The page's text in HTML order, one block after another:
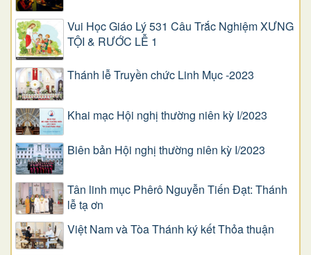
Vui Học Giáo Lý 531 Câu Trắc Nghiệm XƯNG
TỘI & RƯỚC LỄ 1
Thánh lễ Truyền chức Linh Mục -2023
Khai mạc Hội nghị thường niên kỳ I/2023
Biên bản Hội nghị thường niên kỳ I/2023
Tân linh mục Phêrô Nguyễn Tiến Đạt: Thánh
lễ tạ ơn
Việt Nam và Tòa Thánh ký kết Thỏa thuận